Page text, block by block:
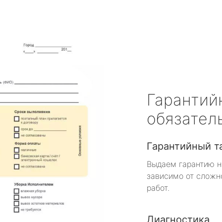
Гарантийный
Выдаем гарантию
зависимо от
работ.
Диагностика